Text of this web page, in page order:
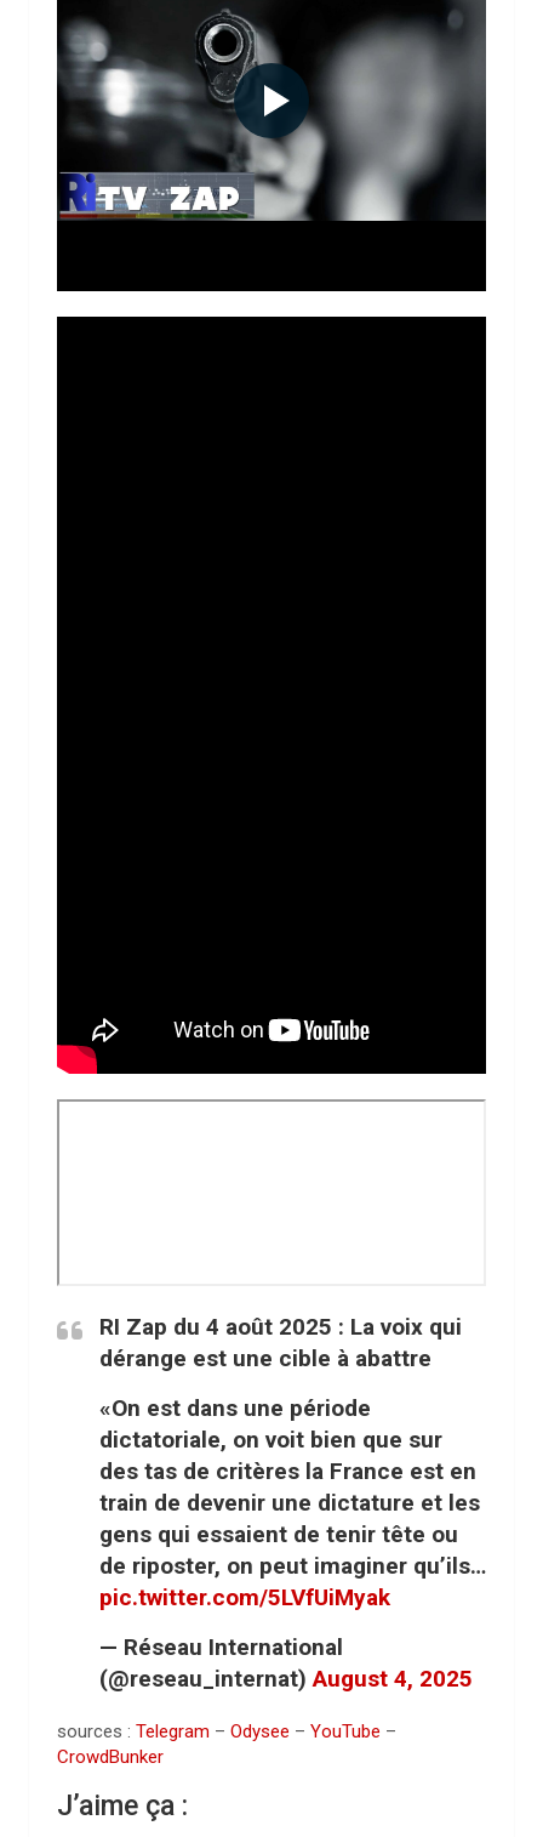
RI Zap du 4 août 2025 : La voix qui
dérange est une cible à abattre
«On est dans une période
dictatoriale, on voit bien que sur
des tas de critères la France est en
train de devenir une dictature et les
gens qui essaient de tenir tête ou
de riposter, on peut imaginer qu’ils…
pic.twitter.com/5LVfUiMyak
— Réseau International
(@reseau_internat)August 4, 2025
sources : Telegram – Odysee – YouTube –
CrowdBunker
J’aime ça :